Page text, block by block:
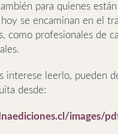
para quienes
se encaminan en el
como profesionales de
interese leerlo, pueden
desde:
images/